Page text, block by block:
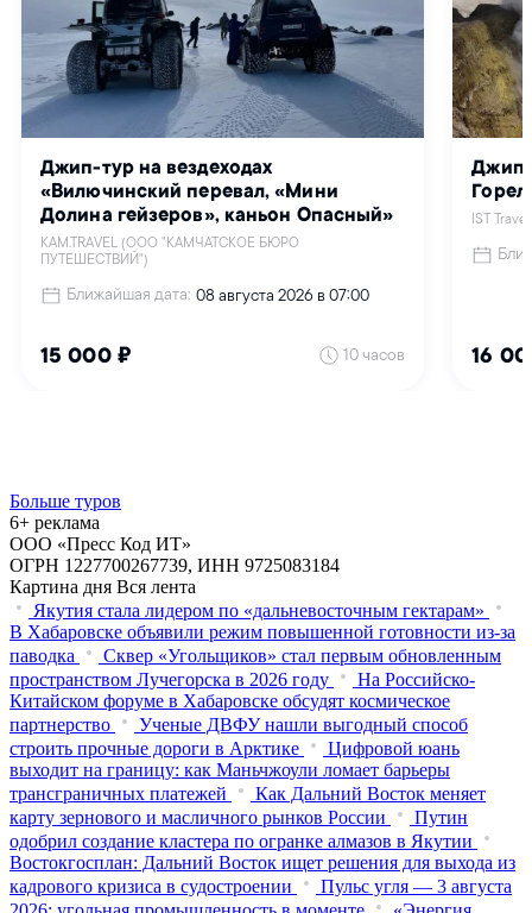
Больше туров
6+ реклама
ООО «Пресс Код ИТ»
ОГРН 1227700267739, ИНН 9725083184
Картина дня Вся лента
Якутия стала лидером по «дальневосточным гектарам»
В Хабаровске объявили режим повышенной готовности из‑за
паводка
Сквер «Угольщиков» стал первым обновленным
пространством Лучегорска в 2026 году
На Российско-
Китайском форуме в Хабаровске обсудят космическое
партнерство
Ученые ДВФУ нашли выгодный способ
строить прочные дороги в Арктике
Цифровой юань
выходит на границу: как Маньчжоули ломает барьеры
трансграничных платежей
Как Дальний Восток меняет
карту зернового и масличного рынков России
Путин
одобрил создание кластера по огранке алмазов в Якутии
Востокгосплан: Дальний Восток ищет решения для выхода из
кадрового кризиса в судостроении
Пульс угля — 3 августа